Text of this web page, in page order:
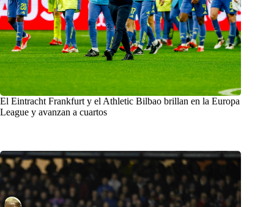
El Eintracht Frankfurt y el Athletic Bilbao brillan en la Europa
League y avanzan a cuartos